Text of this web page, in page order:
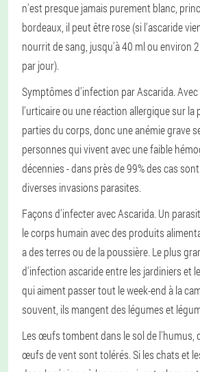
n'est presque jamais purement blanc,
bordeaux, il peut être rose (si l'ascaride
nourrit de sang, jusqu'à 40 ml ou environ
par jour).
Symptômes d'infection par Ascarida.
l'urticaire ou une réaction allergique sur la
parties du corps, donc une anémie grave
personnes qui vivent avec une faible
décennies - dans près de 99% des cas
diverses invasions parasites.
Façons d'infecter avec Ascarida. Un
le corps humain avec des produits
a des terres ou de la poussière. Le plus
d'infection ascaride entre les jardiniers et
qui aiment passer tout le week-end à la
souvent, ils mangent des légumes et
Les œufs tombent dans le sol de l'humus,
œufs de vent sont tolérés. Si les chats et